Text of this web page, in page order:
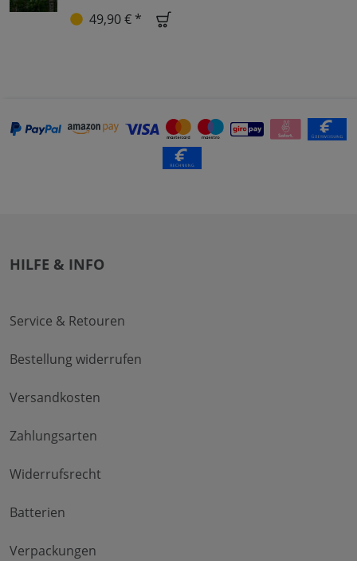
49,90 € *
HILFE & INFO
Service & Retouren
Bestellung widerrufen
Versandkosten
Zahlungsarten
Widerrufsrecht
Batterien
Verpackungen